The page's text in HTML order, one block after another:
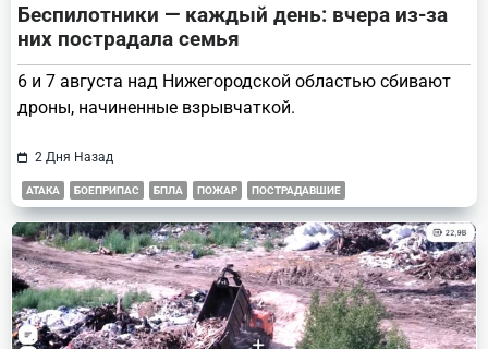
Беспилотники — каждый день: вчера из-за
них пострадала семья
6 и 7 августа над Нижегородской областью сбивают
дроны, начиненные взрывчаткой.
2 Дня Назад
АТАКА БОЕПРИПАС БПЛА ПОЖАР ПОСТРАДАВШИЕ